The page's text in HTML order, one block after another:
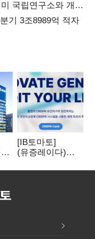
국립연구소와 개발
기 3조8989억 적자
[IB토마토]
(유증레이다)
3분의 1 토막…